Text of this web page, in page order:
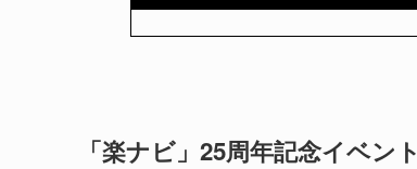
「楽ナビ」25周年記念イベント